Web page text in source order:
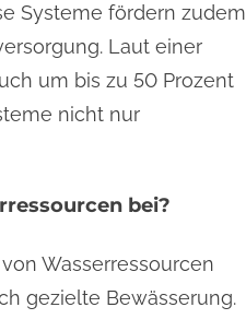
Systeme fördern zudem
Laut einer
um bis zu 50 Prozent
nicht nur
bei?
Wasserressourcen
gezielte Bewässerung.